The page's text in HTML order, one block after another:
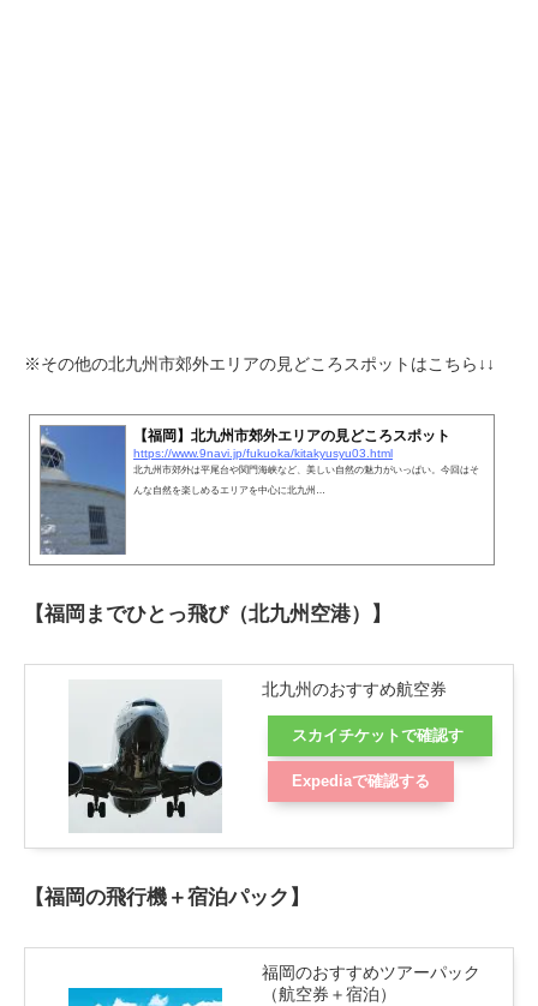
※その他の北九州市郊外エリアの見どころスポットはこちら↓↓
【福岡】北九州市郊外エリアの見どころスポット
https://www.9navi.jp/fukuoka/kitakyusyu03.html
北九州市郊外は平尾台や関門海峡など、美しい自然の魅力がいっぱい。今回はそ
んな自然を楽しめるエリアを中心に北九州…
【福岡までひとっ飛び（北九州空港）】
北九州のおすすめ航空券
スカイチケットで確認す
る
Expediaで確認する
【福岡の飛行機＋宿泊パック】
福岡のおすすめツアーパック
（航空券＋宿泊）